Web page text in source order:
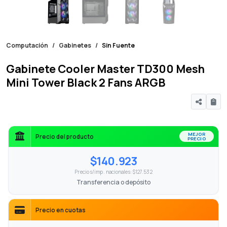
Computación Gabinetes Sin Fuente
Gabinete Cooler Master TD300 Mesh
Mini Tower Black 2 Fans ARGB
Precio del producto MEJOR
PRECIO
$140.923
Precio s/imp. nacionales: $127.532
Transferencia o depósito
Precio en cuotas